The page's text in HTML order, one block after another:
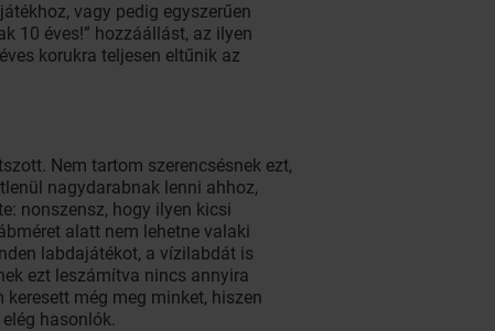
vagy pedig egyszerűen
10 éves!” hozzáállást, az ilyen
korukra teljesen eltűnik az
Nem tartom szerencsésnek ezt,
nagydarabnak lenni ahhoz,
nonszensz, hogy ilyen kicsi
alatt nem lehetne valaki
labdajátékot, a vízilabdát is
ezt leszámítva nincs annyira
még meg minket, hiszen
hasonlók.